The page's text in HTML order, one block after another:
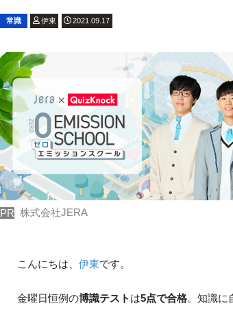
常識 伊東 2021.09.17
PR 株式会社JERA
こんにちは、伊東です。
金曜日恒例の博識テスト は5点で合格。知識に